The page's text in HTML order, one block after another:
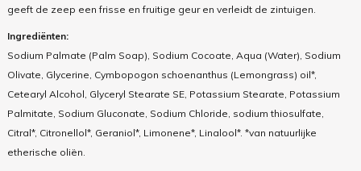
geeft de zeep een frisse en fruitige geur en verleidt de zintuigen.
Ingrediënten:
Sodium Palmate (Palm Soap), Sodium Cocoate, Aqua (Water), Sodium
Olivate, Glycerine, Cymbopogon schoenanthus (Lemongrass) oil*,
Cetearyl Alcohol, Glyceryl Stearate SE, Potassium Stearate, Potassium
Palmitate, Sodium Gluconate, Sodium Chloride, sodium thiosulfate,
Citral*, Citronellol*, Geraniol*, Limonene*, Linalool*. *van natuurlijke
etherische oliën.